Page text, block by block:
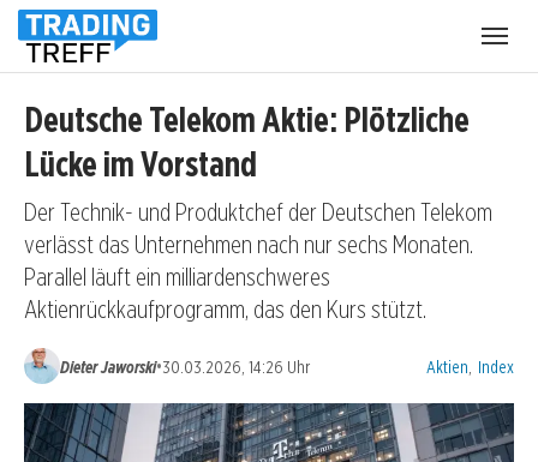
Deutsche Telekom Aktie: Plötzliche
Lücke im Vorstand
Der Technik- und Produktchef der Deutschen Telekom
verlässt das Unternehmen nach nur sechs Monaten.
Parallel läuft ein milliardenschweres
Aktienrückkaufprogramm, das den Kurs stützt.
Dieter Jaworski•30.03.2026, 14:26 Uhr Kategorien:
Aktien Index